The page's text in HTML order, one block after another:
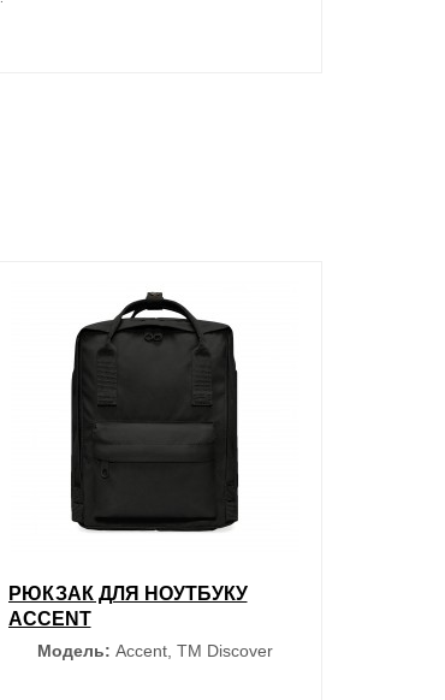
РЮКЗАК ДЛЯ НОУТБУКУ
ACCENT
Модель: Accent, TM Discover